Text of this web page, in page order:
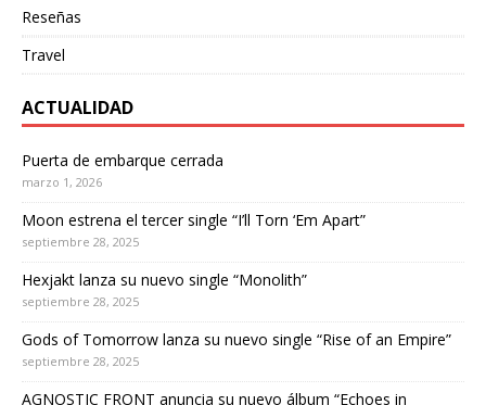
Reseñas
Travel
ACTUALIDAD
Puerta de embarque cerrada
marzo 1, 2026
Moon estrena el tercer single “I’ll Torn ‘Em Apart”
septiembre 28, 2025
Hexjakt lanza su nuevo single “Monolith”
septiembre 28, 2025
Gods of Tomorrow lanza su nuevo single “Rise of an Empire”
septiembre 28, 2025
AGNOSTIC FRONT anuncia su nuevo álbum “Echoes in